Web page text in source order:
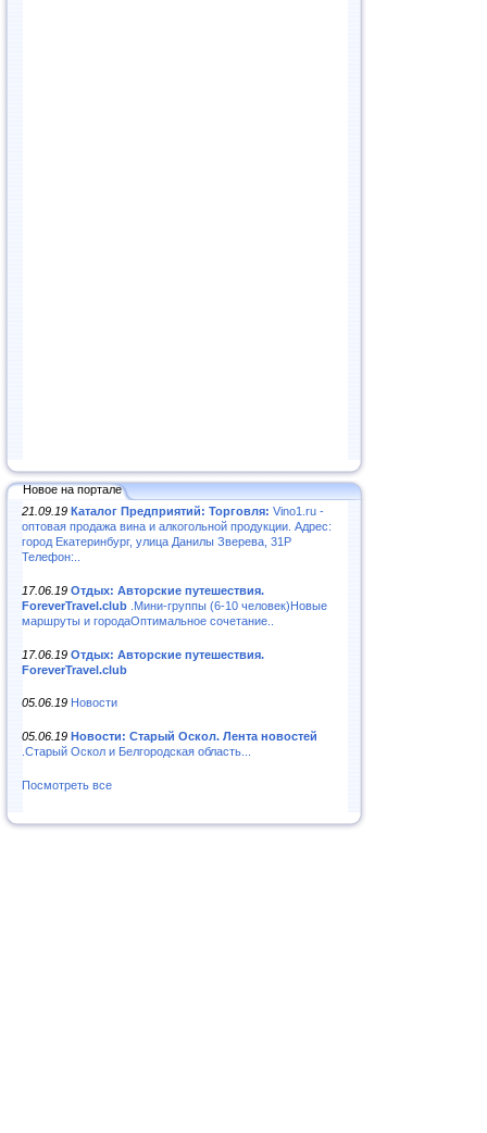
Новое на портале
21.09.19 Каталог Предприятий: Торговля: Vino1.ru -
оптовая продажа вина и алкогольной продукции. Адрес:
город Екатеринбург, улица Данилы Зверева, 31Р
Телефон:..
17.06.19 Отдых: Авторские путешествия.
ForeverTravel.club .Мини-группы (6-10 человек)Новые
маршруты и городаОптимальное сочетание..
17.06.19 Отдых: Авторские путешествия.
ForeverTravel.club
05.06.19 Новости
05.06.19 Новости: Старый Оскол. Лента новостей
.Старый Оскол и Белгородская область...
Посмотреть все